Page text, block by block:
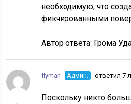
необходимую, что
фикчированными
Автор ответа: Грома
flyman Админ. ответил 7
Поскольку никто